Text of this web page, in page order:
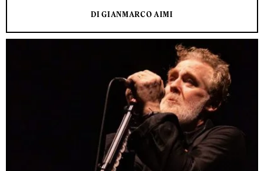
DI GIANMARCO AIMI